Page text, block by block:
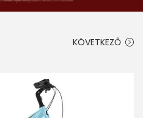
KÖVETKEZŐ